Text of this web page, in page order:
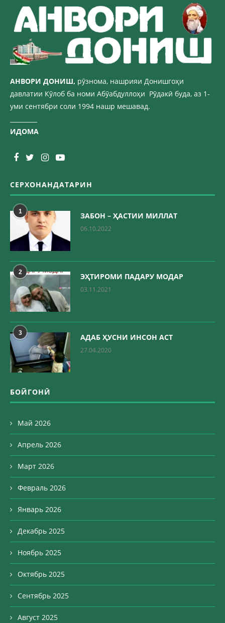
АНВОРИ ДОНИШ, рӯзнома, нашрияи Донишгоҳи
давлатии Кӯлоб ба номи Абӯабдуллоҳи Рӯдакӣ буда, аз 1-
уми сентябри соли 1994 нашр мешавад.
ИДОМА
СЕРХОНАНДАТАРИН
1 ЗАБОН – ҲАСТИИ МИЛЛАТ
06.10.2022
2 ЭҲТИРОМИ ПАДАРУ МОДАР
03.11.2021
3 АДАБ ҲУСНИ ИНСОН АСТ
27.04.2020
БОЙГОНӢ
Май 2026
Апрель 2026
Март 2026
Февраль 2026
Январь 2026
Декабрь 2025
Ноябрь 2025
Октябрь 2025
Сентябрь 2025
Август 2025